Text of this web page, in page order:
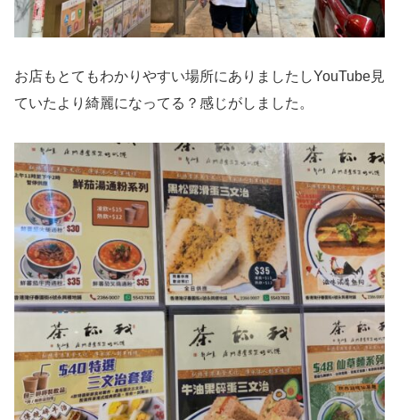
お店もとてもわかりやすい場所にありましたしYouTube見
ていたより綺麗になってる？感じがしました。